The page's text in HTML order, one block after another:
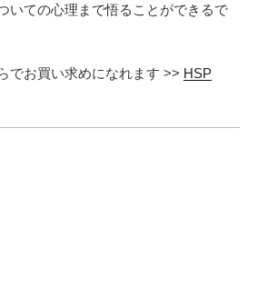
いての心理まで悟ることができるで
でお買い求めになれます >> HSP